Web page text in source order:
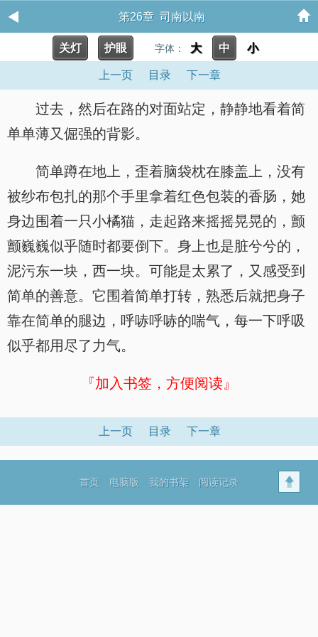
第26章 司南以南
关灯 护眼 字体： 大 中 小
上一页 目录 下一章
过去，然后在路的对面站定，静静地看着简
单单薄又倔强的背影。
简单蹲在地上，歪着脑袋枕在膝盖上，没有
被纱布包扎的那个手里拿着红色包装的香肠，她
身边围着一只小橘猫，走起路来摇摇晃晃的，颤
颤巍巍似乎随时都要倒下。身上也是脏兮兮的，
泥污东一块，西一块。可能是太累了，又感受到
简单的善意。它围着简单打转，熟悉后就把身子
靠在简单的腿边，呼哧呼哧的喘气，每一下呼吸
似乎都用尽了力气。
『加入书签，方便阅读』
上一页 目录 下一章
首页 电脑版 我的书架 阅读记录